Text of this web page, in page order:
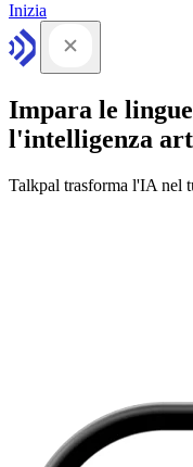
Inizia
Impara le
l'intelligenza
Talkpal trasforma l'IA nel